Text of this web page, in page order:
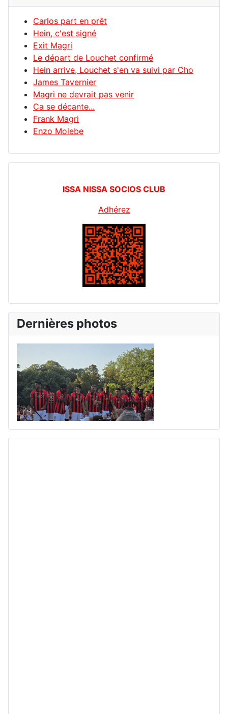
Carlos part en prêt
Hein, c'est signé
Exit Magri
Le départ de Louchet confirmé
Hein arrive, Louchet s'en va suivi par Cho
James Tavernier
Magri ne devrait pas venir
Ca se décante...
Frank Magri
Enzo Molebe
ISSA NISSA SOCIOS CLUB
Adhérez
Dernières photos